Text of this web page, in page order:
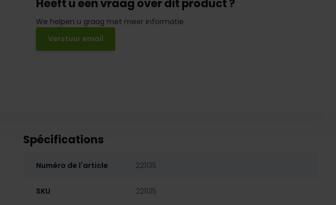
Heeft u een vraag over dit product ?
We helpen u graag met meer informatie
Verstuur email
Spécifications
Numéro de l'article 221135
SKU 221135